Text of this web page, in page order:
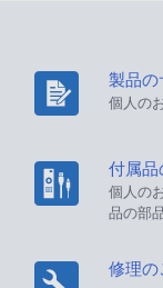
製品の
個人の
付属品
個人の
品の部
修理の